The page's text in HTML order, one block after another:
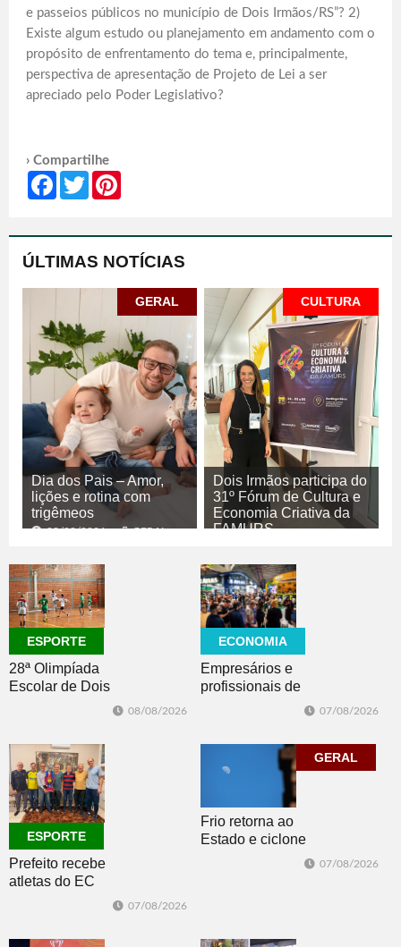
e passeios públicos no município de Dois Irmãos/RS”? 2)
Existe algum estudo ou planejamento em andamento com o
propósito de enfrentamento do tema e, principalmente,
perspectiva de apresentação de Projeto de Lei a ser
apreciado pelo Poder Legislativo?
› Compartilhe
Facebook
Twitter
ÚLTIMAS NOTÍCIAS
GERAL
Dia dos Pais – Amor,
lições e rotina com
trigêmeos
08/08/2026 GERAL
CULTURA
Dois Irmãos participa do
31º Fórum de Cultura e
Economia Criativa da
FAMURS
CULTURA
ESPORTE
28ª Olimpíada
Escolar de Dois
08/08/2026
ECONOMIA
Empresários e
profissionais de
07/08/2026
ESPORTE
Prefeito recebe
atletas do EC
07/08/2026
GERAL
Frio retorna ao
Estado e ciclone
07/08/2026